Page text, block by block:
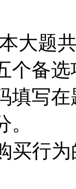
营
大题
个备
填写
购买